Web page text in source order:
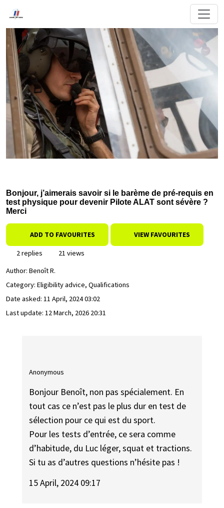
Bonjour, j’aimerais savoir si le barème de pré-requis en
test physique pour devenir Pilote ALAT sont sévère ?
Merci
ADD TO FAVOURITES VIEW FAVOURITES
2 replies
21 views
Author: Benoît R.
Category: Eligibility advice, Qualifications
Date asked: 11 April, 2024 03:02
Last update: 12 March, 2026 20:31
Anonymous
Bonjour Benoît, non pas spécialement. En
tout cas ce n’est pas le plus dur en test de
sélection pour ce qui est du sport.
Pour les tests d’entrée, ce sera comme
d’habitude, du Luc léger, squat et tractions.
Si tu as d’autres questions n’hésite pas !
15 April, 2024 09:17